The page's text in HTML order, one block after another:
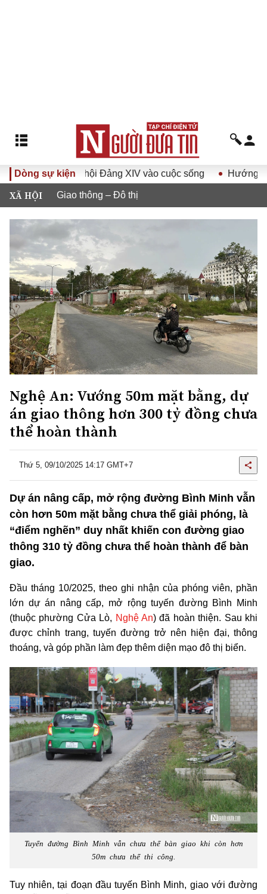
Dòng sự kiện
Đại hội Đảng XIV vào cuộc sống Hướng tới Đại hội
XÃ HỘI Giao thông – Đô thị
Nghệ An: Vướng 50m mặt bằng, dự
án giao thông hơn 300 tỷ đồng chưa
thể hoàn thành
Thứ 5, 09/10/2025 14:17 GMT+7
Dự án nâng cấp, mở rộng đường Bình Minh vẫn
còn hơn 50m mặt bằng chưa thể giải phóng, là
“điểm nghẽn” duy nhất khiến con đường giao
thông 310 tỷ đồng chưa thể hoàn thành để bàn
giao.
Đầu tháng 10/2025, theo ghi nhận của phóng viên, phần
lớn dự án nâng cấp, mở rộng tuyến đường Bình Minh
(thuộc phường Cửa Lò, Nghệ An) đã hoàn thiện. Sau khi
được chỉnh trang, tuyến đường trở nên hiện đại, thông
thoáng, và góp phần làm đẹp thêm diện mạo đô thị biển.
Tuyến đường Bình Minh vẫn chưa thể bàn giao khi còn hơn
50m chưa thể thi công.
Tuy nhiên, tại đoạn đầu tuyến Bình Minh, giao với đường